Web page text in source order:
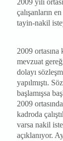
2009 yılı
çalışanların
tayin-nakil
2009 ortasına
mevzuat
dolayı
yapılmıştı.
başlamışsa
2009
kadroda
varsa nakil
açıklanıyor.